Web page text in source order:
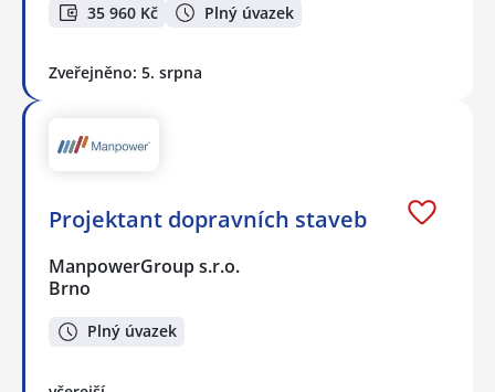
35 960 Kč Plný úvazek
Zveřejněno: 5. srpna
Projektant dopravních staveb
ManpowerGroup s.r.o.
Brno
Plný úvazek